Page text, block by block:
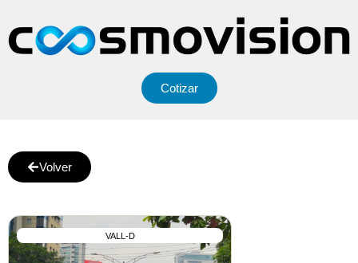
Cotizar
Volver
VALL-D